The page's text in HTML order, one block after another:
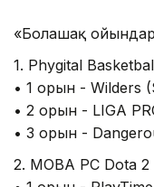
«Болашақ
1. Phygital
• 1 орын - Wilders
• 2 орын - LIGA
• 3 орын -
2. MOBA PC Dota